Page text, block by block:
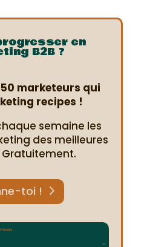
en
B2B ?
marketeurs qui
recipes !
semaine les
des meilleures
toi !